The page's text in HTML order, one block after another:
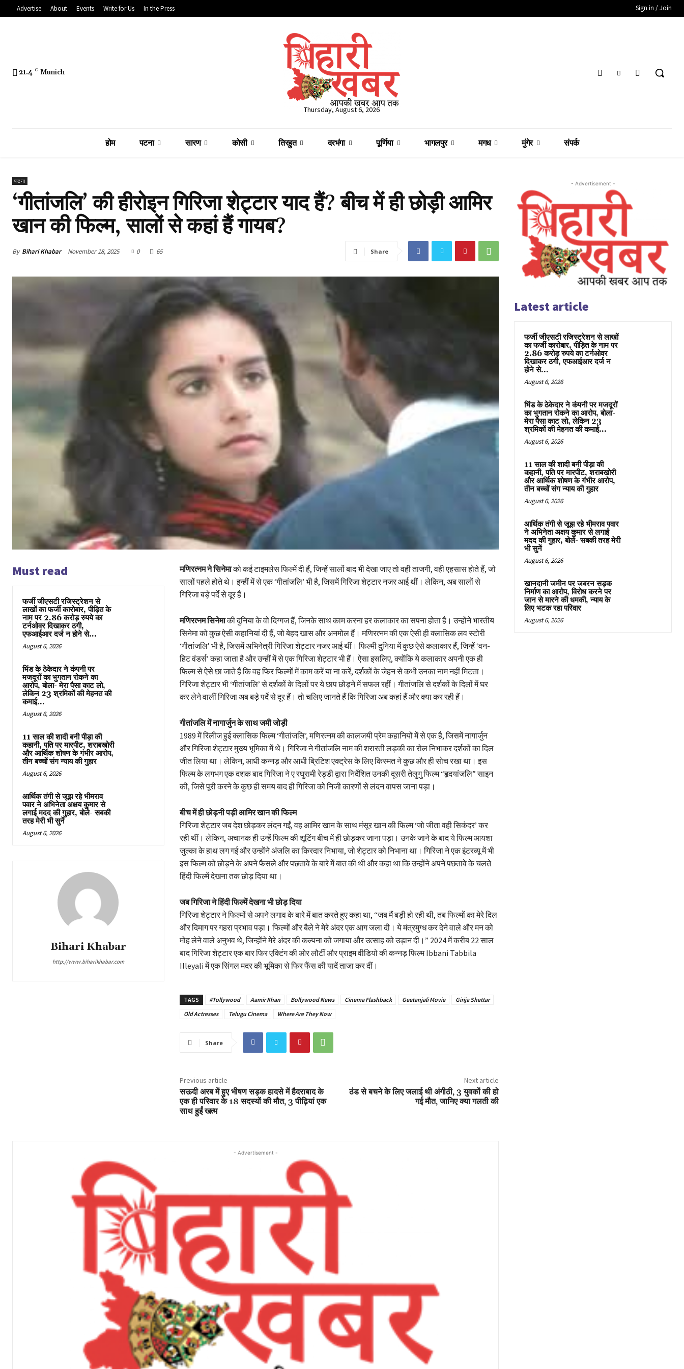
Advertise About Events Write for Us In the Press Sign in / Join
21.4 C Munich
Thursday, August 6, 2026
होम पटना सारण कोसी तिरहुत दरभंगा पूर्णिया भागलपुर मगध मुंगेर संपर्क
पटना
‘गीतांजलि’ की हीरोइन गिरिजा शेट्टार याद हैं? बीच में ही छोड़ी आमिर
खान की फिल्म, सालों से कहां हैं गायब?
By Bihari Khabar November 18, 2025 0 65 Share
Must read
फर्जी जीएसटी रजिस्ट्रेशन से
लाखों का फर्जी कारोबार, पीड़ित के
नाम पर 2.86 करोड़ रुपये का
टर्नओवर दिखाकर ठगी,
एफआईआर दर्ज न होने से...
August 6, 2026
भिंड के ठेकेदार ने कंपनी पर
मजदूरों का भुगतान रोकने का
आरोप, बोला- मेरा पैसा काट लो,
लेकिन 23 श्रमिकों की मेहनत की
कमाई...
August 6, 2026
11 साल की शादी बनी पीड़ा की
कहानी, पति पर मारपीट, शराबखोरी
और आर्थिक शोषण के गंभीर आरोप,
तीन बच्चों संग न्याय की गुहार
August 6, 2026
आर्थिक तंगी से जूझ रहे भीमराव
पवार ने अभिनेता अक्षय कुमार से
लगाई मदद की गुहार, बोले- सबकी
तरह मेरी भी सुनें
August 6, 2026
Bihari Khabar
http://www.biharikhabar.com
मणिरत्नम ने सिनेमाको कई टाइमलेस फिल्में दी हैं, जिन्हें सालों बाद भी देखा जाए तो वही ताजगी, वही एहसास होते हैं, जो
सालों पहले होते थे। इन्हीं में से एक ‘गीतांजलि’ भी है, जिसमें गिरिजा शेट्टार नजर आई थीं। लेकिन, अब सालों से
गिरिजा बड़े पर्दे से दूर हैं।
मणिरत्नम सिनेमाकी दुनिया के वो दिग्गज हैं, जिनके साथ काम करना हर कलाकार का सपना होता है। उन्होंने भारतीय
सिनेमा को कुछ ऐसी कहानियां दी हैं, जो बेहद खास और अनमोल हैं। मणिरत्नम की एक ऐसी ही क्लासिक लव स्टोरी
‘गीतांजलि’ भी है, जिसमें अभिनेत्री गिरिजा शेट्टार नजर आई थीं। फिल्मी दुनिया में कुछ ऐसे कलाकार हैं, जिन्हें ‘वन-
हिट वंडर्स’ कहा जाता है और उन्हीं में से एक गिरिजा शेट्टार भी हैं। ऐसा इसलिए, क्योंकि ये कलाकार अपनी एक ही
फिल्म से ऐसे छा जाते हैं कि वह फिर फिल्मों में काम करें या ना करें, दर्शकों के जेहन से कभी उनका नाम नहीं मिटता।
गिरिजा शेट्टार भी ‘गीतांजलि’ से दर्शकों के दिलों पर ये छाप छोड़ने में सफल रहीं। गीतांजलि से दर्शकों के दिलों में घर
कर लेने वालीं गिरिजा अब बड़े पर्दे से दूर हैं। तो चलिए जानते हैं कि गिरिजा अब कहां हैं और क्या कर रही हैं।
गीतांजलि में नागार्जुन के साथ जमी जोड़ी
1989 में रिलीज हुई क्लासिक फिल्म ‘गीतांजलि’, मणिरत्नम की कालजयी प्रेम कहानियों में से एक है, जिसमें नागार्जुन
और गिरिजा शेट्टार मुख्य भूमिका में थे। गिरिजा ने गीतांजलि नाम की शरारती लड़की का रोल निभाकर दर्शकों का दिल
जीत लिया था। लेकिन, आधी कन्नड़ और आधी ब्रिटिश एक्ट्रेस के लिए किस्मत ने कुछ और ही सोच रखा था। इस
फिल्म के लगभग एक दशक बाद गिरिजा ने ए रघुरामी रेड्डी द्वारा निर्देशित उनकी दूसरी तेलुगु फिल्म “हृदयांजलि” साइन
की, जिसे पूरी करने के कुछ ही समय बाद ही गिरिजा को निजी कारणों से लंदन वापस जाना पड़ा।
बीच में ही छोड़नी पड़ी आमिर खान की फिल्म
गिरिजा शेट्टार जब देश छोड़कर लंदन गईं, वह आमिर खान के साथ मंसूर खान की फिल्म ‘जो जीता वही सिकंदर’ कर
रही थीं। लेकिन, अचानक ही उन्हें फिल्म की शूटिंग बीच में ही छोड़कर जाना पड़ा। उनके जाने के बाद ये फिल्म आयशा
जुल्का के हाथ लग गई और उन्होंने अंजलि का किरदार निभाया, जो शेट्टार को निभाना था। गिरिजा ने एक इंटरव्यू में भी
इस फिल्म को छोड़ने के अपने फैसले और पछतावे के बारे में बात की थी और कहा था कि उन्होंने अपने पछतावे के चलते
हिंदी फिल्में देखना तक छोड़ दिया था।
जब गिरिजा ने हिंदी फिल्में देखना भी छोड़ दिया
गिरिजा शेट्टार ने फिल्मों से अपने लगाव के बारे में बात करते हुए कहा था, “जब मैं बड़ी हो रही थी, तब फिल्मों का मेरे दिल
और दिमाग पर गहरा प्रभाव पड़ा। फिल्मों और बैले ने मेरे अंदर एक आग जला दी। ये मंत्रमुग्ध कर देने वाले और मन को
मोह लेने वाले अनुभव थे, जिन्होंने मेरे अंदर की कल्पना को जगाया और उत्साह को उड़ान दी।” 2024 में करीब 22 साल
बाद गिरिजा शेट्टार एक बार फिर एक्टिंग की ओर लौटीं और प्राइम वीडियो की कन्नड़ फिल्म Ibbani Tabbila
Illeyali में एक सिंगल मदर की भूमिका से फिर फैंस की यादें ताजा कर दीं।
TAGS #Tollywood Aamir Khan Bollywood News Cinema Flashback Geetanjali Movie
Girija Shettar
Old Actresses
Telugu Cinema Where Are They Now
Share
Previous article
सऊदी अरब में हुए भीषण सड़क हादसे में हैदराबाद के
एक ही परिवार के 18 सदस्यों की मौत, 3 पीढ़ियां एक
साथ हुईं खत्म
Next article
ठंड से बचने के लिए जलाई थी अंगीठी, 3 युवकों की हो
गई मौत, जानिए क्या गलती की
- Advertisement -
- Advertisement -
Latest article
फर्जी जीएसटी रजिस्ट्रेशन से लाखों
का फर्जी कारोबार, पीड़ित के नाम पर
2.86 करोड़ रुपये का टर्नओवर
दिखाकर ठगी, एफआईआर दर्ज न
होने से...
August 6, 2026
भिंड के ठेकेदार ने कंपनी पर मजदूरों
का भुगतान रोकने का आरोप, बोला-
मेरा पैसा काट लो, लेकिन 23
श्रमिकों की मेहनत की कमाई...
August 6, 2026
11 साल की शादी बनी पीड़ा की
कहानी, पति पर मारपीट, शराबखोरी
और आर्थिक शोषण के गंभीर आरोप,
तीन बच्चों संग न्याय की गुहार
August 6, 2026
आर्थिक तंगी से जूझ रहे भीमराव पवार
ने अभिनेता अक्षय कुमार से लगाई
मदद की गुहार, बोले- सबकी तरह मेरी
भी सुनें
August 6, 2026
खानदानी जमीन पर जबरन सड़क
निर्माण का आरोप, विरोध करने पर
जान से मारने की धमकी, न्याय के
लिए भटक रहा परिवार
August 6, 2026